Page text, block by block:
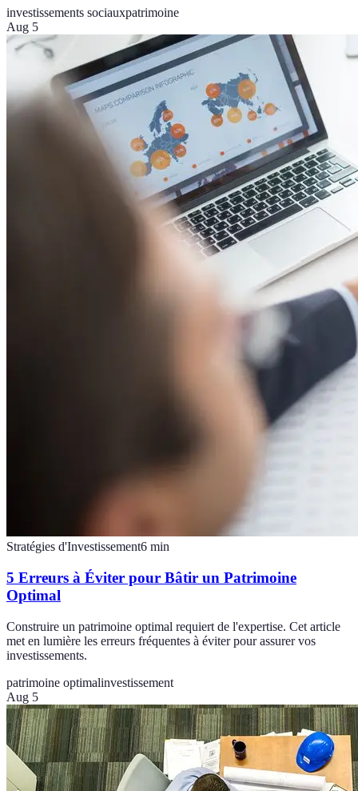
investissements sociauxpatrimoine
Aug 5
Stratégies d'Investissement6 min
5 Erreurs à Éviter pour Bâtir un Patrimoine
Optimal
Construire un patrimoine optimal requiert de l'expertise. Cet article
met en lumière les erreurs fréquentes à éviter pour assurer vos
investissements.
patrimoine optimalinvestissement
Aug 5